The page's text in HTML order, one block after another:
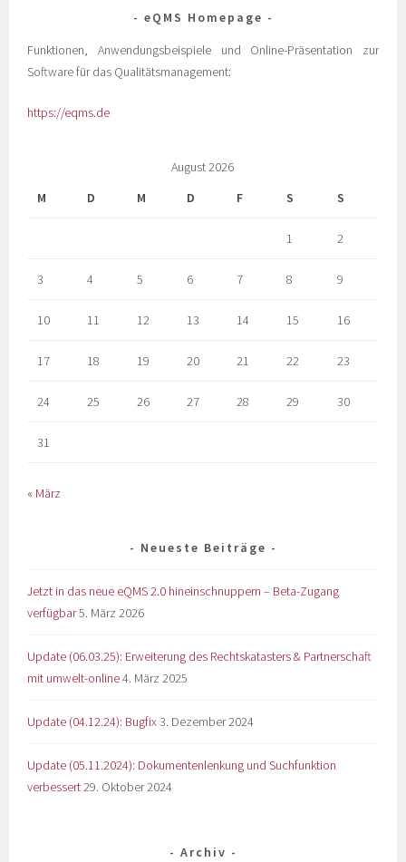
eQMS Homepage
Funktionen, Anwendungsbeispiele und Online-Präsentation zur
Software für das Qualitätsmanagement:
https://eqms.de
August 2026
M
D M D F S S
1 2
3 4 5 6 7 8 9
10 11 12 13 14 15 16
17 18 19 20 21 22 23
24 25 26 27 28 29 30
31
« März
Neueste Beiträge
Jetzt in das neue eQMS 2.0 hineinschnuppern – Beta-Zugang
verfügbar5. März 2026
Update (06.03.25): Erweiterung des Rechtskatasters & Partnerschaft
mit umwelt-online4. März 2025
Update (04.12.24): Bugfix3. Dezember 2024
Update (05.11.2024): Dokumentenlenkung und Suchfunktion
verbessert29. Oktober 2024
Archiv